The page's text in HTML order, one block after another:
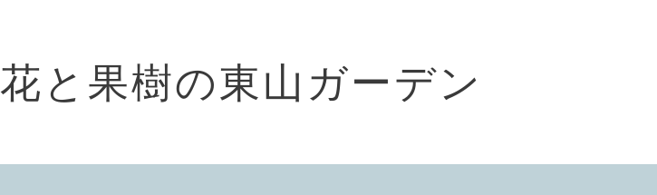
花と果樹の東山ガーデン